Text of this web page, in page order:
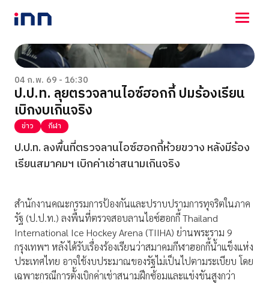
NEWS
ENTERTAINMENT
LIFESTYLE
HOROSCOPE
LOTTERY
VIDEO
ร่วมด้วยช่วยกัน
04 ก.พ. 69 - 16:30
ป.ป.ท. ลุยตรวจลานไอซ์ฮอกกี้ ปมร้องเรียน
เบิกงบเกินจริง
ข่าว กีฬา
ป.ป.ท. ลงพื้นที่ตรวจลานไอซ์ฮอกกี้ห้วยขวาง หลังมีร้อง
เรียนสมาคมฯ เบิกค่าเช่าสนามเกินจริง
สำนักงานคณะกรรมการป้องกันและปราบปรามการทุจริตในภาค
รัฐ (ป.ป.ท.) ลงพื้นที่ตรวจสอบลานไอซ์ฮอกกี้ Thailand
International Ice Hockey Arena (TIIHA) ย่านพระราม 9
กรุงเทพฯ หลังได้รับเรื่องร้องเรียนว่าสมาคมกีฬาฮอกกี้น้ำแข็งแห่ง
ประเทศไทย อาจใช้งบประมาณของรัฐไม่เป็นไปตามระเบียบ โดย
เฉพาะกรณีการตั้งเบิกค่าเช่าสนามฝึกซ้อมและแข่งขันสูงกว่า